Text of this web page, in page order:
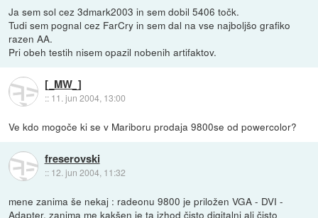
Ja sem sol cez 3dmark2003 in sem dobil 5406 točk.
Tudi sem pognal cez FarCry in sem dal na vse najboljšo grafiko
razen AA.
Pri obeh testih nisem opazil nobenih artifaktov.
[_MW_]
:: 11. jun 2004, 13:00
Ve kdo mogoče ki se v Mariboru prodaja 9800se od powercolor?
freserovski
:: 12. jun 2004, 11:32
mene zanima še nekaj : radeonu 9800 je priložen VGA - DVI -
Adapter, zanima me kakšen je ta izhod čisto digitalni ali čisto